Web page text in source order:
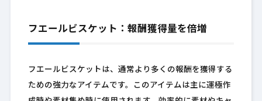
フエールビスケット：報酬獲得量を倍増
フエールビスケットは、通常より多くの報酬を獲得する
ための強力なアイテムです。このアイテムは主に運極作